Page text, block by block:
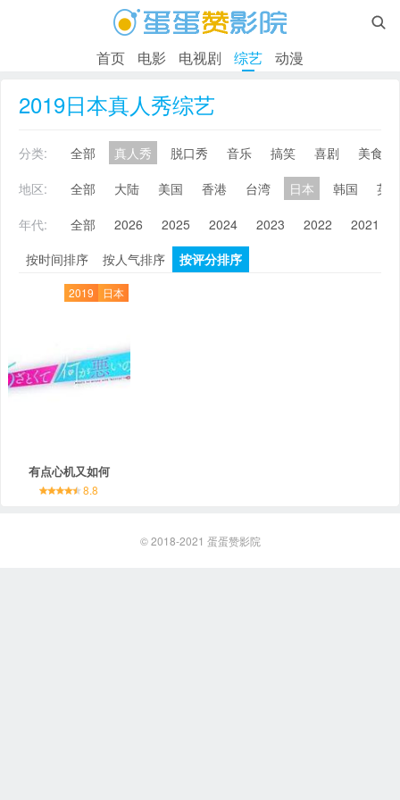

首页 电影 电视剧 综艺 动漫
2019日本真人秀综艺
分类: 全部 真人秀 脱口秀 音乐 搞笑 喜剧
美食
地区:
全部 大陆 美国 香港 台湾 日本 韩国
英
年代:
全部 2026 2025 2024 2023 2022 2021
按时间排序
按人气排序 按评分排序
2019 日本
有点心机又如何
8.8
© 2018-2021 蛋蛋赞影院